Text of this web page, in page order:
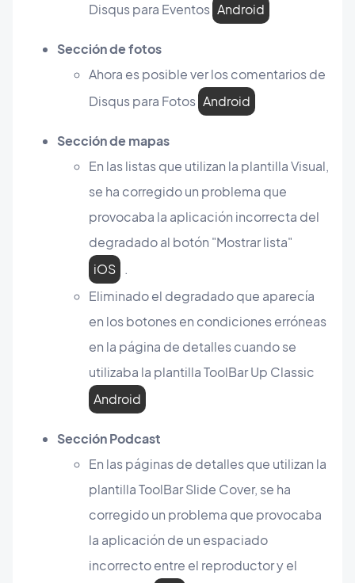
Disqus para Eventos Android
Sección de fotos
Ahora es posible ver los comentarios de
Disqus para Fotos Android
Sección de mapas
En las listas que utilizan la plantilla Visual,
se ha corregido un problema que
provocaba la aplicación incorrecta del
degradado al botón "Mostrar lista"
iOS
.
Eliminado el degradado que aparecía
en los botones en condiciones erróneas
en la página de detalles cuando se
utilizaba la plantilla ToolBar Up Classic
Android
Sección Podcast
En las páginas de detalles que utilizan la
plantilla ToolBar Slide Cover, se ha
corregido un problema que provocaba
la aplicación de un espaciado
incorrecto entre el reproductor y el